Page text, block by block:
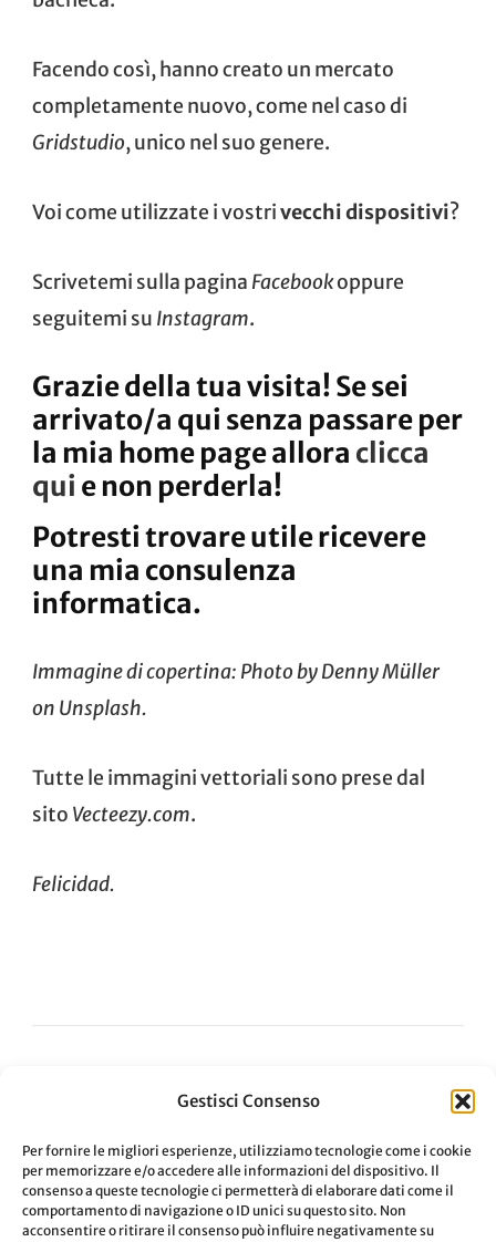
Gestisci Consenso
Per fornire le migliori esperienze, utilizziamo tecnologie come i cookie
per memorizzare e/o accedere alle informazioni del dispositivo. Il
consenso a queste tecnologie ci permetterà di elaborare dati come il
comportamento di navigazione o ID unici su questo sito. Non
acconsentire o ritirare il consenso può influire negativamente su
Facendo così, hanno creato un mercato
completamente nuovo, come nel caso di
Gridstudio, unico nel suo genere.
Voi come utilizzate i vostrivecchi dispositivi?
Scrivetemi sulla pagina Facebookoppure
seguitemi su Instagram.
Grazie della tua visita! Se sei
arrivato/a qui senza passare per
la mia home page allora clicca
qui e non perderla!
Potresti trovare utile ricevere
una mia consulenza
informatica.
Immagine di copertina: Photo byDenny Müller
on Unsplash.
Tutte le immagini vettoriali sono prese dal
sito Vecteezy.com.
Felicidad.
Navigazione
articoli
ARTICOLO PRECEDENTE
Signal Private Messenger, come
funziona?